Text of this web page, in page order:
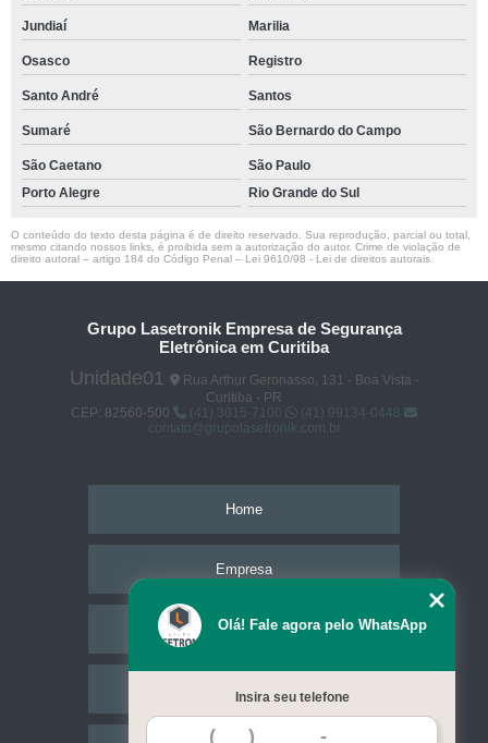
Jundiaí Marilia
Osasco Registro
Santo André Santos
Sumaré São Bernardo do Campo
São Caetano
São Paulo
Porto Alegre
Rio Grande do Sul
O conteúdo do texto desta página é de direito reservado. Sua reprodução, parcial ou total,
mesmo citando nossos links, é proibida sem a autorização do autor. Crime de violação de
direito autoral – artigo 184 do Código Penal – Lei 9610/98 - Lei de direitos autorais
Grupo Lasetronik Empresa de Segurança
Eletrônica em Curitiba
Unidade01
Rua Arthur Geronasso, 131 - Boa Vista -
Curitiba - PR
CEP: 82560-500
(41) 3015-7100
(41) 99134-0448
contato@grupolasetronik.com.br
Home
Empresa
Missão
Serviços
Olá! Fale agora pelo WhatsApp
Insira seu telefone